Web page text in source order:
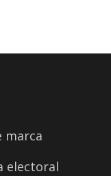
marca
electoral